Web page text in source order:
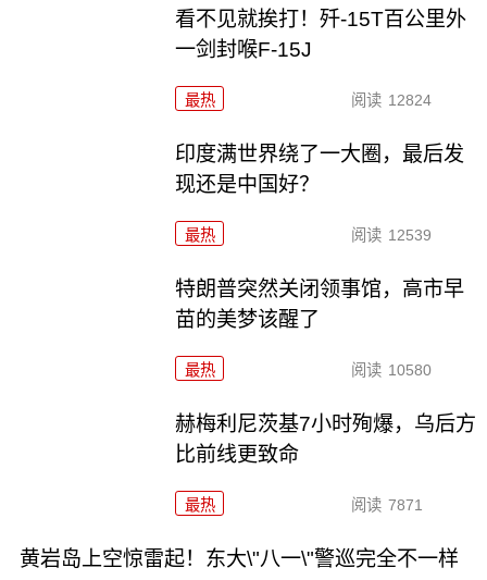
看不见就挨打！歼-15T百公里外
一剑封喉F-15J
最热 阅读 12824
印度满世界绕了一大圈，最后发
现还是中国好？
最热 阅读 12539
特朗普突然关闭领事馆，高市早
苗的美梦该醒了
最热 阅读 10580
赫梅利尼茨基7小时殉爆，乌后方
比前线更致命
最热 阅读 7871
黄岩岛上空惊雷起！东大\"八一\"警巡完全不一样